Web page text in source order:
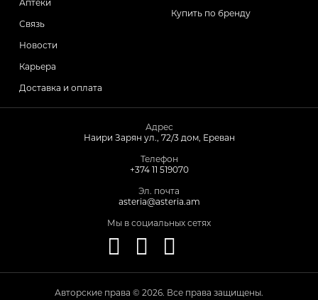
Купить по бренду
Аптеки
Связь
Новости
Карьера
Доставка и оплата
Адрес
Наири Зарян ул., 72/3 дом, Ереван
Телефон
+374 11 519070
Эл. почта
asteria@asteria.am
Мы в социальных сетях
Авторские права © 2026. Все права защищены.